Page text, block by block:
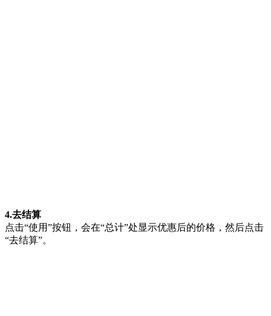
4.去结算
点击“使用”按钮，会在“总计”处显示优惠后的价格，然后点击
“去结算”。